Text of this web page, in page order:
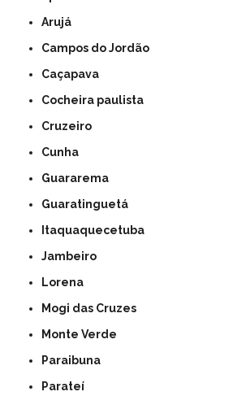
Arujá
Campos do Jordão
Caçapava
Cocheira paulista
Cruzeiro
Cunha
Guararema
Guaratinguetá
Itaquaquecetuba
Jambeiro
Lorena
Mogi das Cruzes
Monte Verde
Paraibuna
Parateí